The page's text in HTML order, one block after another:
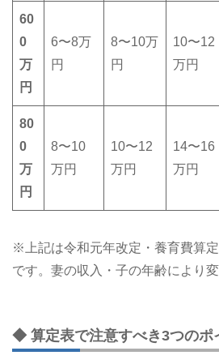
60
0
万
円
6〜8万
円
8〜10万
円
10〜12
万円
80
0
万
円
8〜10
万円
10〜12
万円
14〜16
万円
※上記は令和元年改定・養育費算
です。妻の収入・子の年齢により変
◆ 算定表で注意すべき3つのポ